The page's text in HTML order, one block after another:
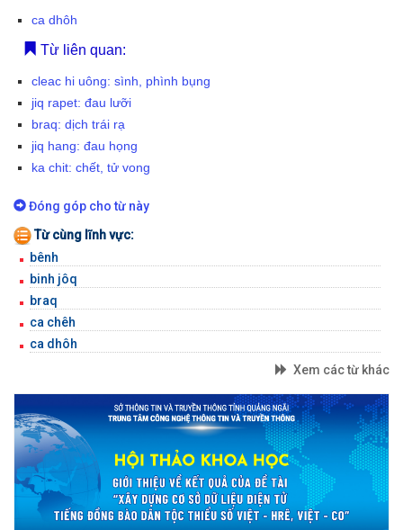
ca dhôh
Từ liên quan:
cleac hi uông: sình, phình bụng
jiq rapet: đau lưỡi
braq: dịch trái rạ
jiq hang: đau họng
ka chit: chết, tử vong
Đóng góp cho từ này
Từ cùng lĩnh vực:
bênh
binh jôq
braq
ca chêh
ca dhôh
Xem các từ khác